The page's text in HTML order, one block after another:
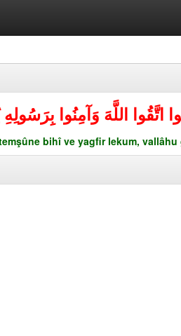
اتَّقُوا اللَّهَ وَآمِنُوا
bihî ve yagfir lekum,